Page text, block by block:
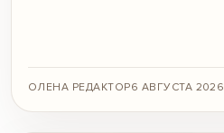
ОЛЕНА РЕДАКТОР6 АВГУСТА 2026